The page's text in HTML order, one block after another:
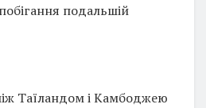
подальшій
Таїландом і Камбоджею